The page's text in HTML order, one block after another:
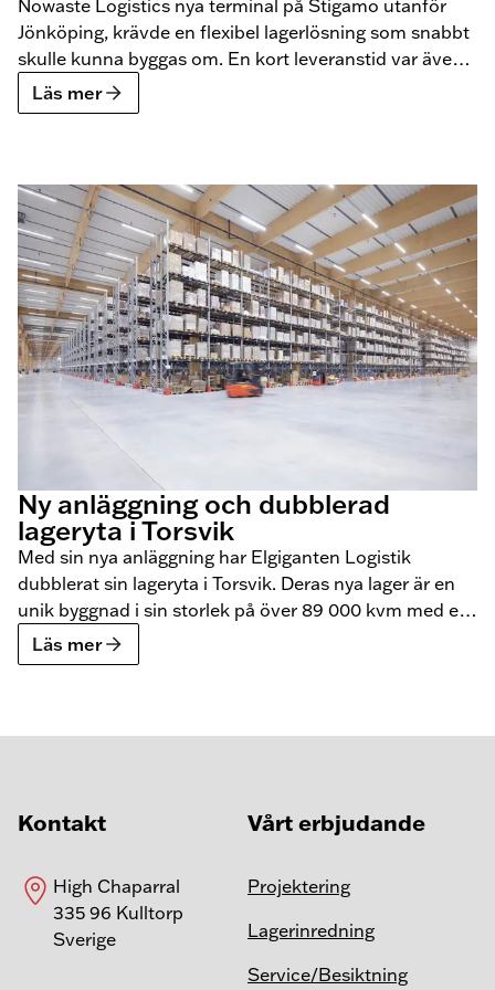
Klimatsmart terminal på Stigamo
Nowaste Logistics nya terminal på Stigamo utanför
Jönköping, krävde en flexibel lagerlösning som snabbt
skulle kunna byggas om. En kort leveranstid var även
ett krav, vilket BLS kunde möta.
Läs mer
Ny anläggning och dubblerad
lageryta i Torsvik
dubblerat sin lageryta i Torsvik. Deras nya lager är en
unik byggnad i sin storlek på över 89 000 kvm med en
konstruktion byggd helt i limträ. Vi kan stolt säga att
hit har BLS levererat en skräddarsydd lagerlösning och
Läs mer